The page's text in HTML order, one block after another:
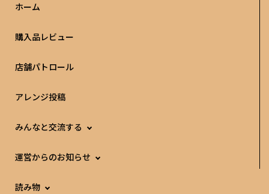
ホーム
購入品レビュー
店舗パトロール
アレンジ投稿
みんなと交流する
運営からのお知らせ
読み物